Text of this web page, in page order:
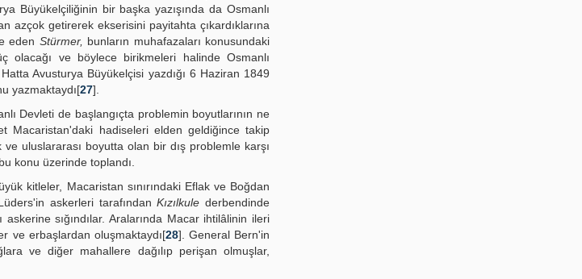
Büyükelçiliğinin bir başka yazışında da Osmanlı
azçok getirerek ekserisini payitahta çıkardıklarına
eden Stürmer, bunların muhafazaları konusundaki
olacağı ve böylece birikmeleri halinde Osmanlı
Avusturya Büyükelçisi yazdığı 6 Haziran 1849
yazmaktaydı[27].
Devleti de başlangıçta problemin boyutlarının ne
Macaristan'daki hadiseleri elden geldiğince takip
uluslararası boyutta olan bir dış problemle karşı
konu üzerinde toplandı.
kitleler, Macaristan sınırındaki Eflak ve Boğdan
askerleri tarafındanKızılkule derbendinde
askerine sığındılar. Aralarında Macar ihtilâlinin ileri
ve erbaşlardan oluşmaktaydı[28]. General Bern'in
ve diğer mahallere dağılıp perişan olmuşlar,